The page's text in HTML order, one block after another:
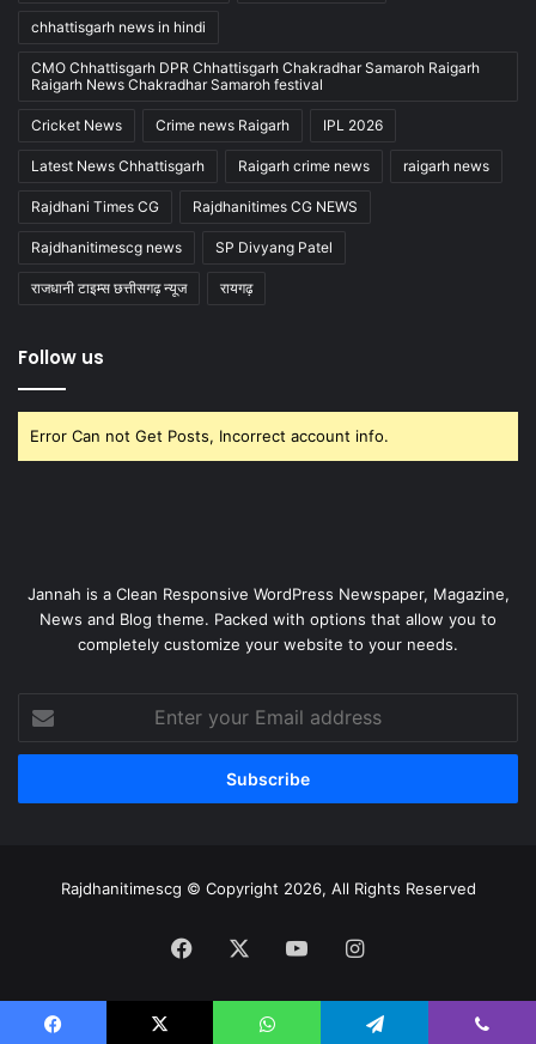
chhattisgarh news in hindi
CMO Chhattisgarh DPR Chhattisgarh Chakradhar Samaroh Raigarh
Raigarh News Chakradhar Samaroh festival
Cricket News Crime news Raigarh IPL 2026
Latest News Chhattisgarh Raigarh crime news raigarh news
Rajdhani Times CG Rajdhanitimes CG NEWS
Rajdhanitimescg news SP Divyang Patel
राजधानी टाइम्स छत्तीसगढ़ न्यूज रायगढ़
Follow us
Error Can not Get Posts, Incorrect account info.
Jannah is a Clean Responsive WordPress Newspaper, Magazine,
News and Blog theme. Packed with options that allow you to
completely customize your website to your needs.
your
Email
Rajdhanitimescg © Copyright 2026, All Rights Reserved
Facebook YouTubeInstagram